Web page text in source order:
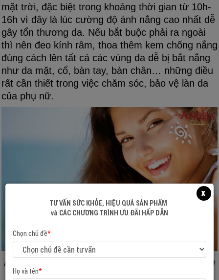
mặt trời, đặc biệt trong khoảng thời gian từ 10h-
16h vì đây là lúc cường độ ánh nắng cao nhất dễ
gây tổn thương da. Nếu bắt buộc phải ra ngoài
thì nên đeo kính râm, thoa thêm kem chống nắng
đúng cách lên tất cả các vùng da dễ bị bắt nắng
như da mặt, cổ, bàn tay, bàn chân… những điều
rất cần thiết trong việc chăm sóc, bảo vệ làn da
của phụ nữ.
Bảo vệ da khỏi ánh nắng mặt trời có ý nghĩa tích
cực trong việc làm chậm quá trình lão hóa da
x
TƯ VẤN SỨC KHỎE, HIỆU QUẢ SẢN PHẨM
và CÁC CHƯƠNG TRÌNH ƯU ĐÃI HẤP DẪN
Chọn chủ đề*
Họ và tên*